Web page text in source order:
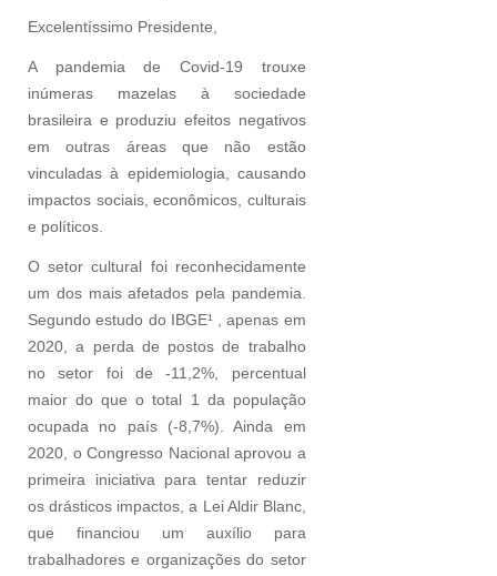
Excelentíssimo Presidente,
A pandemia de Covid-19 trouxe
inúmeras mazelas à sociedade
brasileira e produziu efeitos negativos
em outras áreas que não estão
vinculadas à epidemiologia, causando
impactos sociais, econômicos, culturais
e políticos.
O setor cultural foi reconhecidamente
um dos mais afetados pela pandemia.
Segundo estudo do IBGE¹ , apenas em
2020, a perda de postos de trabalho
no setor foi de -11,2%, percentual
maior do que o total 1 da população
ocupada no país (-8,7%). Ainda em
2020, o Congresso Nacional aprovou a
primeira iniciativa para tentar reduzir
os drásticos impactos, a Lei Aldir Blanc,
que financiou um auxílio para
trabalhadores e organizações do setor